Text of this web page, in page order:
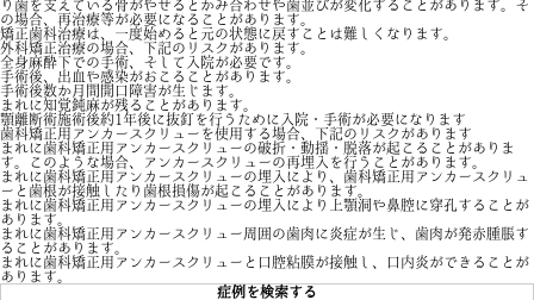
り歯を支えている骨がやせるとかみ合わせや歯並びが変化することがあります。そ
の場合、再治療等が必要になることがあります。
矯正歯科治療は、一度始めると元の状態に戻すことは難しくなります。
外科矯正治療の場合、下記のリスクがあります。
全身麻酔下での手術、そして入院が必要です。
手術後、出血や感染がおこることがあります。
手術後数か月間開口障害が生じます。
まれに知覚鈍麻が残ることがあります。
顎離断術施術後約1年後に抜釘を行うために入院・手術が必要になります
歯科矯正用アンカースクリューを使用する場合、下記のリスクがあります
まれに歯科矯正用アンカースクリューの破折・動揺・脱落が起こることがありま
す。このような場合、アンカースクリューの再埋入を行うことがあります。
まれに歯科矯正用アンカースクリューの埋入により、歯科矯正用アンカースクリュ
ーと歯根が接触したり歯根損傷が起こることがあります。
まれに歯科矯正用アンカースクリューの埋入により上顎洞や鼻腔に穿孔することが
あります。
まれに歯科矯正用アンカースクリュー周囲の歯肉に炎症が生じ、歯肉が発赤腫脹す
ることがあります。
まれに歯科矯正用アンカースクリューと口腔粘膜が接触し、口内炎ができることが
あります。
症例を検索する